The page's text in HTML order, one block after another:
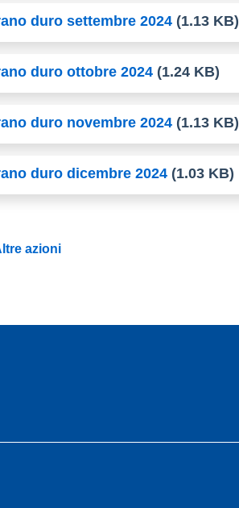
duro settembre 2024 (1.13 KB)
duro ottobre 2024 (1.24 KB)
duro novembre 2024 (1.13 KB)
duro dicembre 2024 (1.03 KB)
azioni